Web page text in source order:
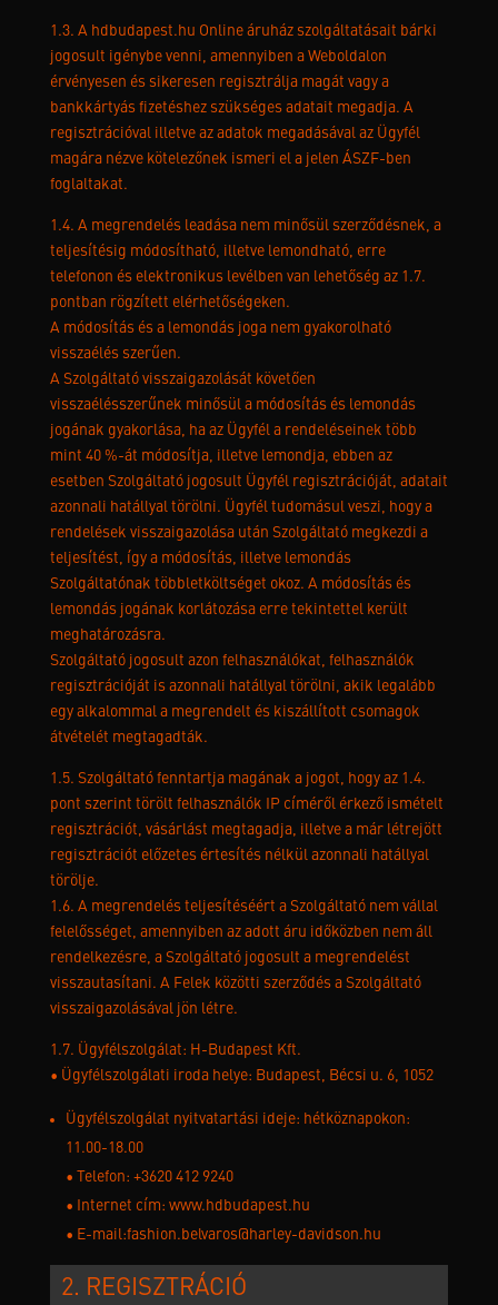
1.3. A hdbudapest.hu Online áruház szolgáltatásait bárki
jogosult igénybe venni, amennyiben a Weboldalon
érvényesen és sikeresen regisztrálja magát vagy a
bankkártyás fizetéshez szükséges adatait megadja. A
regisztrációval illetve az adatok megadásával az Ügyfél
magára nézve kötelezőnek ismeri el a jelen ÁSZF-ben
foglaltakat.
1.4. A megrendelés leadása nem minősül szerződésnek, a
teljesítésig módosítható, illetve lemondható, erre
telefonon és elektronikus levélben van lehetőség az 1.7.
pontban rögzített elérhetőségeken.
A módosítás és a lemondás joga nem gyakorolható
visszaélés szerűen.
A Szolgáltató visszaigazolását követően
visszaélésszerűnek minősül a módosítás és lemondás
jogának gyakorlása, ha az Ügyfél a rendeléseinek több
mint 40 %-át módosítja, illetve lemondja, ebben az
esetben Szolgáltató jogosult Ügyfél regisztrációját, adatait
azonnali hatállyal törölni. Ügyfél tudomásul veszi, hogy a
rendelések visszaigazolása után Szolgáltató megkezdi a
teljesítést, így a módosítás, illetve lemondás
Szolgáltatónak többletköltséget okoz. A módosítás és
lemondás jogának korlátozása erre tekintettel került
meghatározásra.
Szolgáltató jogosult azon felhasználókat, felhasználók
regisztrációját is azonnali hatállyal törölni, akik legalább
egy alkalommal a megrendelt és kiszállított csomagok
átvételét megtagadták.
1.5. Szolgáltató fenntartja magának a jogot, hogy az 1.4.
pont szerint törölt felhasználók IP címéről érkező ismételt
regisztrációt, vásárlást megtagadja, illetve a már létrejött
regisztrációt előzetes értesítés nélkül azonnali hatállyal
törölje.
1.6. A megrendelés teljesítéséért a Szolgáltató nem vállal
felelősséget, amennyiben az adott áru időközben nem áll
rendelkezésre, a Szolgáltató jogosult a megrendelést
visszautasítani. A Felek közötti szerződés a Szolgáltató
visszaigazolásával jön létre.
1.7. Ügyfélszolgálat: H-Budapest Kft.
• Ügyfélszolgálati iroda helye: Budapest, Bécsi u. 6, 1052
Ügyfélszolgálat nyitvatartási ideje: hétköznapokon:
11.00-18.00
• Telefon: +3620 412 9240
• Internet cím: www.hdbudapest.hu
• E-mail:fashion.belvaros@harley-davidson.hu
2. REGISZTRÁCIÓ